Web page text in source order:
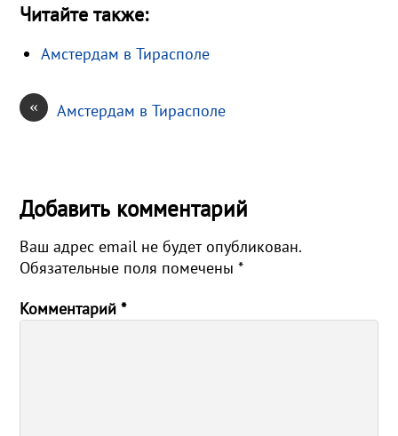
Читайте также:
Амстердам в Тирасполе
« Амстердам в Тирасполе
Добавить комментарий
Ваш адрес email не будет опубликован.
Обязательные поля помечены*
Комментарий*